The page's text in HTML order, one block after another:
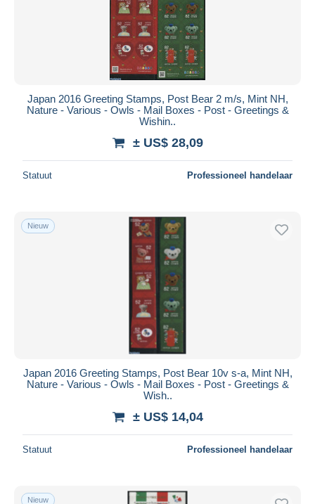
Japan 2016 Greeting Stamps, Post Bear 2 m/s, Mint NH,
Nature - Various - Owls - Mail Boxes - Post - Greetings &
Wishin..
± US$ 28,09
Statuut Professioneel handelaar
Nieuw
Japan 2016 Greeting Stamps, Post Bear 10v s-a, Mint NH,
Nature - Various - Owls - Mail Boxes - Post - Greetings &
Wish..
± US$ 14,04
Statuut Professioneel handelaar
Nieuw